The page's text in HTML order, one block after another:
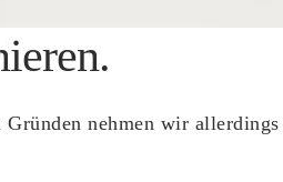
nehmen wir